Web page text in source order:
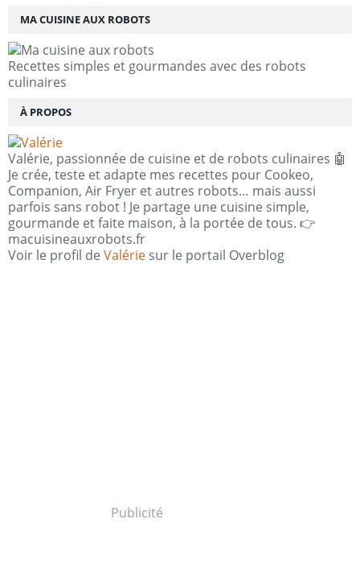
MA CUISINE AUX ROBOTS
Recettes simples et gourmandes avec des robots
culinaires
À PROPOS
Valérie, passionnée de cuisine et de robots culinaires 🤖
Je crée, teste et adapte mes recettes pour Cookeo,
Companion, Air Fryer et autres robots… mais aussi
parfois sans robot ! Je partage une cuisine simple,
gourmande et faite maison, à la portée de tous. 👉
macuisineauxrobots.fr
Voir le profil de Valérie sur le portail Overblog
Publicité